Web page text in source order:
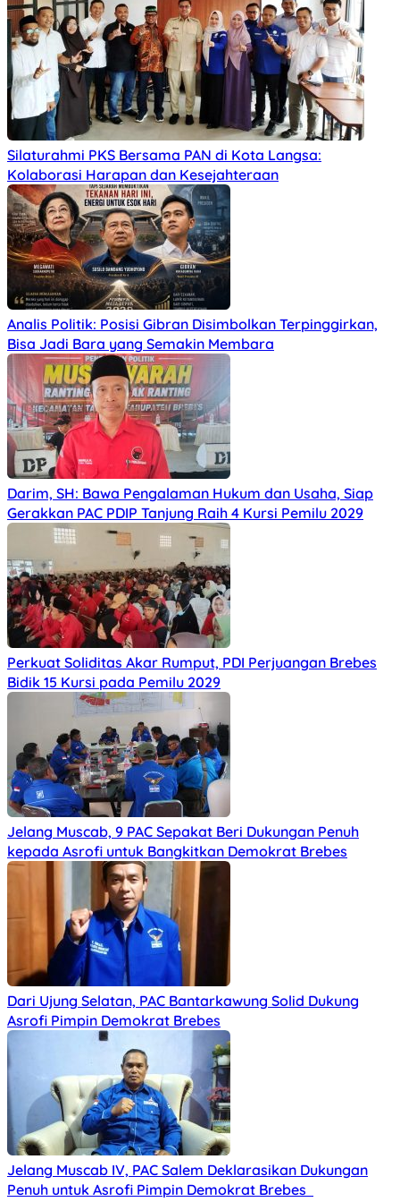
Silaturahmi PKS Bersama PAN di Kota Langsa:
Kolaborasi Harapan dan Kesejahteraan
Analis Politik: Posisi Gibran Disimbolkan Terpinggirkan,
Bisa Jadi Bara yang Semakin Membara
Darim, SH: Bawa Pengalaman Hukum dan Usaha, Siap
Gerakkan PAC PDIP Tanjung Raih 4 Kursi Pemilu 2029
Perkuat Soliditas Akar Rumput, PDI Perjuangan Brebes
Bidik 15 Kursi pada Pemilu 2029
Jelang Muscab, 9 PAC Sepakat Beri Dukungan Penuh
kepada Asrofi untuk Bangkitkan Demokrat Brebes
Dari Ujung Selatan, PAC Bantarkawung Solid Dukung
Asrofi Pimpin Demokrat Brebes
Jelang Muscab IV, PAC Salem Deklarasikan Dukungan
Penuh untuk Asrofi Pimpin Demokrat Brebes